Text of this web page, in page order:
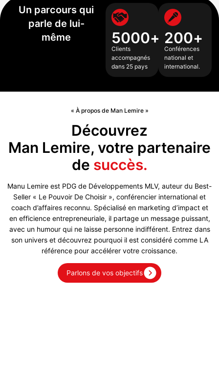
Un parcours qui
parle de lui-
même
5000+
Clients
accompagnés
dans 25 pays
200+
Conférences
national et
international.
« À propos de Man Lemire »
Découvrez
Man Lemire, votre partenaire
de succès.
Manu Lemire est PDG de Développements MLV, auteur du Best-
Seller « Le Pouvoir De Choisir », conférencier international et
coach d’affaires reconnu. Spécialisé en marketing d’impact et
en efficience entrepreneuriale, il partage un message puissant,
avec un humour qui ne laisse personne indifférent. Entrez dans
son univers et découvrez pourquoi il est considéré comme LA
référence pour accélérer votre croissance.
Parlons de vos objectifs